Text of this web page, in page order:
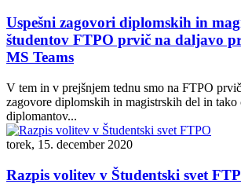
Uspešni zagovori diplomskih in
študentov FTPO prvič na daljavo
MS Teams
V tem in v prejšnjem tednu smo na FTPO
zagovore diplomskih in magistrskih del in
diplomantov...
torek, 15. december 2020
Razpis volitev v Študentski svet